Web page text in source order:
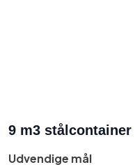
9 m3 stålcontainer​
Udvendige mål​